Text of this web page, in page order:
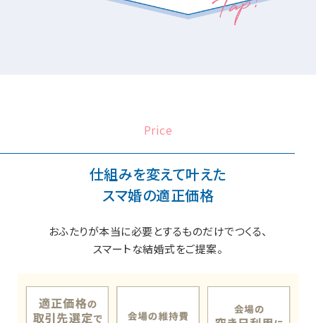
Price
仕組みを変えて叶えた
スマ婚の適正価格
おふたりが本当に必要とするものだけでつくる、
スマートな結婚式をご提案。